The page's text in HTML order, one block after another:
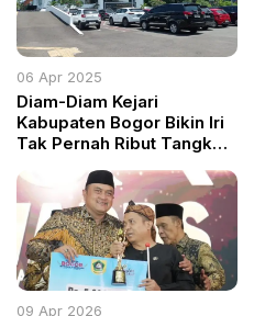
06 Apr 2025
Diam-Diam Kejari
Kabupaten Bogor Bikin Iri
Tak Pernah Ribut Tangkap
Kok Bersih Semua?
09 Apr 2026